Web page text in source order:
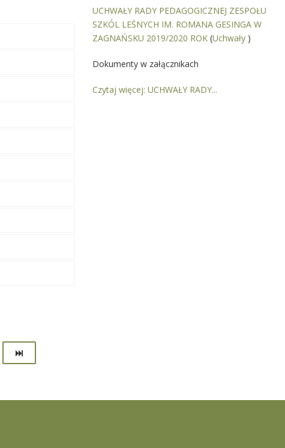
UCHWAŁY RADY PEDAGOGICZNEJ ZESPOŁU
SZKÓL LEŚNYCH IM. ROMANA GESINGA W
ZAGNAŃSKU 2019/2020 ROK (Uchwały )
Dokumenty w załącznikach
Czytaj więcej: UCHWAŁY RADY...